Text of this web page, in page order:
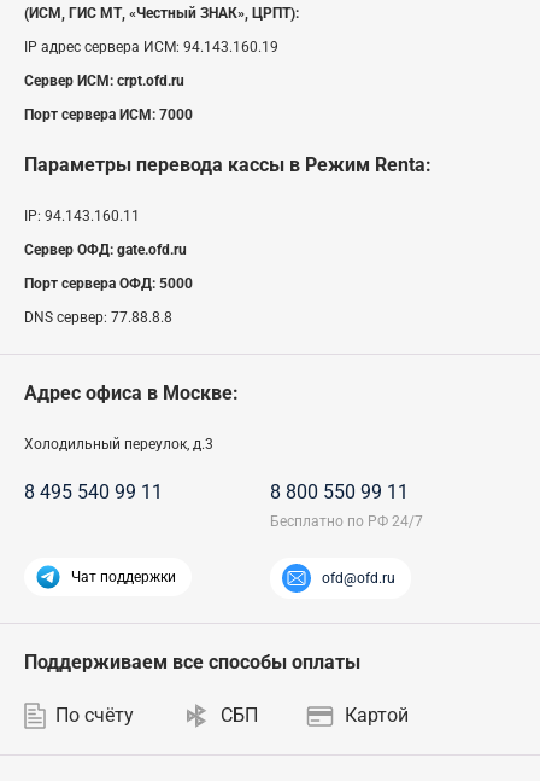
(ИСМ, ГИС МТ, «Честный ЗНАК», ЦРПТ):
IP адрес сервера ИСМ: 94.143.160.19
Сервер ИСМ: crpt.ofd.ru
Порт сервера ИСМ: 7000
Параметры перевода кассы в Режим Renta:
IP: 94.143.160.11
Сервер ОФД: gate.ofd.ru
Порт сервера ОФД: 5000
DNS сервер: 77.88.8.8
Адрес офиса в Москве:
Холодильный переулок, д.3
8 495 540 99 11 8 800 550 99 11
Чат поддержки ofd@ofd.ru
Поддерживаем все способы оплаты
По счёту СБП Картой